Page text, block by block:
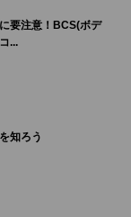
要注意！BCS(ボデ
...
知ろう